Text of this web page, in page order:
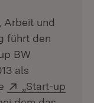
Arbeit und
führt den
BW
als
Extern:
„Start-up